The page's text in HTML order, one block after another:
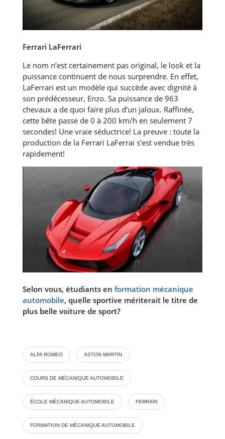
Ferrari LaFerrari
Le nom n’est certainement pas original, le look et la
puissance continuent de nous surprendre. En effet,
LaFerrari est un modèle qui succède avec dignité à
son prédécesseur, Enzo. Sa puissance de 963
chevaux a de quoi faire plus d’un jaloux. Raffinée,
cette bête passe de 0 à 200 km/h en seulement 7
secondes! Une vraie séductrice! La preuve : toute la
production de la Ferrari LaFerrai s’est vendue très
rapidement!
Selon vous, étudiants en formation mécanique
automobile, quelle sportive mériterait le titre de
plus belle voiture de sport?
ALFA ROMEO ASTON MARTIN
COURS DE MÉCANIQUE AUTOMOBILE
ÉCOLE MÉCANIQUE AUTOMOBILE FERRARI
FORMATION DE MÉCANIQUE AUTOMOBILE